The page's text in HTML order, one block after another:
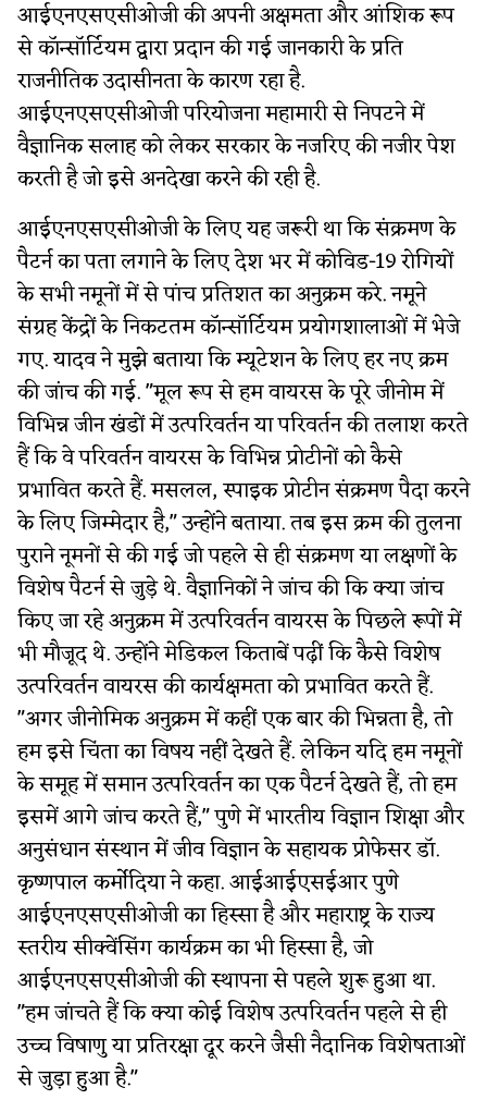
आईएनएसएसीओजी की अपनी अक्षमता और आंशिक रूप
से कॉन्सॉर्टियम द्वारा प्रदान की गई जानकारी के प्रति
राजनीतिक उदासीनता के कारण रहा है.
आईएनएसएसीओजी परियोजना महामारी से निपटने में
वैज्ञानिक सलाह को लेकर सरकार के नजरिए की नजीर पेश
करती है जो इसे अनदेखा करने की रही है.
आईएनएसएसीओजी के लिए यह जरूरी था कि संक्रमण के
पैटर्न का पता लगाने के लिए देश भर में कोविड-19 रोगियों
के सभी नमूनों में से पांच प्रतिशत का अनुक्रम करे. नमूने
संग्रह केंद्रों के निकटतम कॉन्सॉर्टियम प्रयोगशालाओं में भेजे
गए. यादव ने मुझे बताया कि म्यूटेशन के लिए हर नए क्रम
की जांच की गई. "मूल रूप से हम वायरस के पूरे जीनोम में
विभिन्न जीन खंडों में उत्परिवर्तन या परिवर्तन की तलाश करते
हैं कि वे परिवर्तन वायरस के विभिन्न प्रोटीनों को कैसे
प्रभावित करते हैं. मसलल, स्पाइक प्रोटीन संक्रमण पैदा करने
के लिए जिम्मेदार है," उन्होंने बताया. तब इस क्रम की तुलना
पुराने नूमनों से की गई जो पहले से ही संक्रमण या लक्षणों के
विशेष पैटर्न से जुड़े थे. वैज्ञानिकों ने जांच की कि क्या जांच
किए जा रहे अनुक्रम में उत्परिवर्तन वायरस के पिछले रूपों में
भी मौजूद थे. उन्होंने मेडिकल किताबें पढ़ीं कि कैसे विशेष
उत्परिवर्तन वायरस की कार्यक्षमता को प्रभावित करते हैं.
"अगर जीनोमिक अनुक्रम में कहीं एक बार की भिन्नता है, तो
हम इसे चिंता का विषय नहीं देखते हैं. लेकिन यदि हम नमूनों
के समूह में समान उत्परिवर्तन का एक पैटर्न देखते हैं, तो हम
इसमें आगे जांच करते हैं," पुणे में भारतीय विज्ञान शिक्षा और
अनुसंधान संस्थान में जीव विज्ञान के सहायक प्रोफेसर डॉ.
कृष्णपाल कर्मोदिया ने कहा. आईआईएसईआर पुणे
आईएनएसएसीओजी का हिस्सा है और महाराष्ट्र के राज्य
स्तरीय सीक्वेंसिंग कार्यक्रम का भी हिस्सा है, जो
आईएनएसएसीओजी की स्थापना से पहले शुरू हुआ था.
"हम जांचते हैं कि क्या कोई विशेष उत्परिवर्तन पहले से ही
उच्च विषाणु या प्रतिरक्षा दूर करने जैसी नैदानिक विशेषताओं
से जुड़ा हुआ है."